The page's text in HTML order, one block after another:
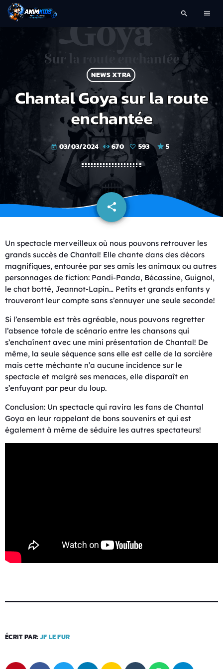
search menu
NEWS XTRA
Chantal Goya sur la route
enchantée
today 03/03/2024 670 593 5
share
email
Un spectacle merveilleux où nous pouvons retrouver les
grands succès de Chantal! Elle chante dans des décors
magnifiques, entourée par ses amis les animaux ou autres
personnages de fiction: Pandi-Panda, Bécassine, Guignol,
le chat botté, Jeannot-Lapin… Petits et grands enfants y
trouveront leur compte sans s’ennuyer une seule seconde!
Si l’ensemble est très agréable, nous pouvons regretter
l’absence totale de scénario entre les chansons qui
s’enchaînent avec une mini présentation de Chantal! De
même, la seule séquence sans elle est celle de la sorcière
mais cette méchante n’a aucune incidence sur le
spectacle et malgré ses menaces, elle disparaît en
s’enfuyant par peur du loup.
Conclusion: Un spectacle qui ravira les fans de Chantal
Goya en leur rappelant de bons souvenirs et qui est
également à même de séduire les autres spectateurs!
ÉCRIT PAR: JF LE FUR